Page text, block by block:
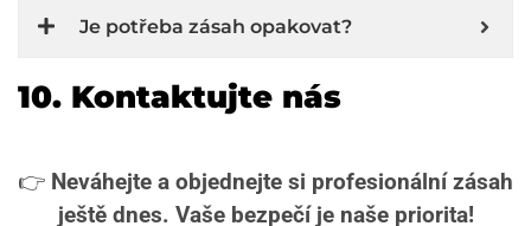
Je potřeba zásah opakovat?
10. Kontaktujte nás
👉 Neváhejte a objednejte si profesionální zásah
ještě dnes. Vaše bezpečí je naše priorita!